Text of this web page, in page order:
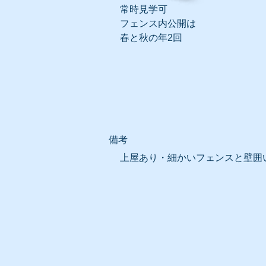
常時見学可
フェンス内公開は
​春と秋の年2回
​備考
上屋あり・細かいフェンスと壁囲